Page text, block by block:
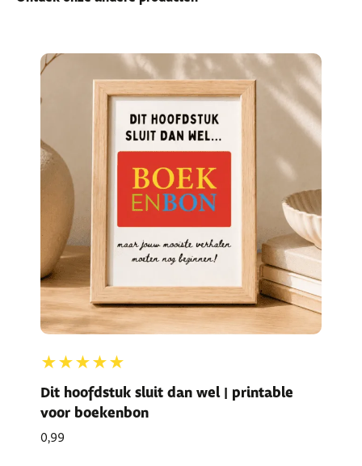
★★★★★
Dit hoofdstuk sluit dan wel | printable
voor boekenbon
0,99